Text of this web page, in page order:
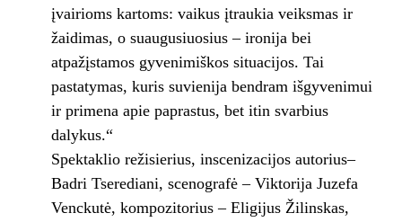
įvairioms kartoms: vaikus įtraukia veiksmas ir
žaidimas, o suaugusiuosius – ironija bei
atpažįstamos gyvenimiškos situacijos. Tai
pastatymas, kuris suvienija bendram išgyvenimui
ir primena apie paprastus, bet itin svarbius
dalykus.“
Spektaklio režisierius, inscenizacijos autorius–
Badri Tserediani, scenografė – Viktorija Juzefa
Venckutė, kompozitorius – Eligijus Žilinskas,